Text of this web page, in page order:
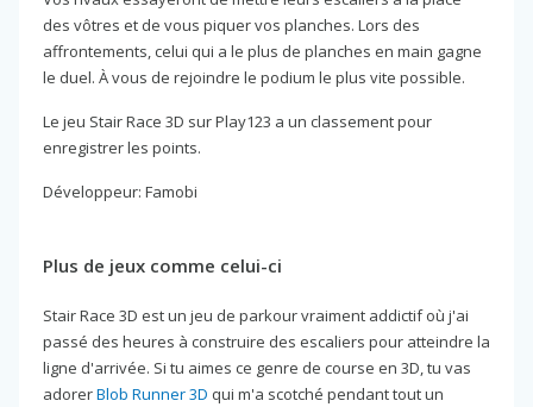
des vôtres et de vous piquer vos planches. Lors des
affrontements, celui qui a le plus de planches en main gagne
le duel. À vous de rejoindre le podium le plus vite possible.
Le jeu Stair Race 3D sur Play123 a un classement pour
enregistrer les points.
Développeur: Famobi
Plus de jeux comme celui-ci
Stair Race 3D est un jeu de parkour vraiment addictif où j'ai
passé des heures à construire des escaliers pour atteindre la
ligne d'arrivée. Si tu aimes ce genre de course en 3D, tu vas
adorerBlob Runner 3D qui m'a scotché pendant tout un